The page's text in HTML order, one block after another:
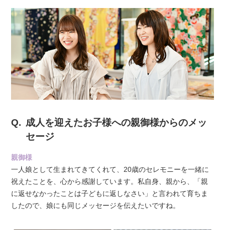
成人を迎えたお子様への親御様からのメッ
セージ
親御様
一人娘として生まれてきてくれて、20歳のセレモニーを一緒に
祝えたことを、心から感謝しています。私自身、親から、「親
に返せなかったことは子どもに返しなさい」と言われて育ちま
したので、娘にも同じメッセージを伝えたいですね。